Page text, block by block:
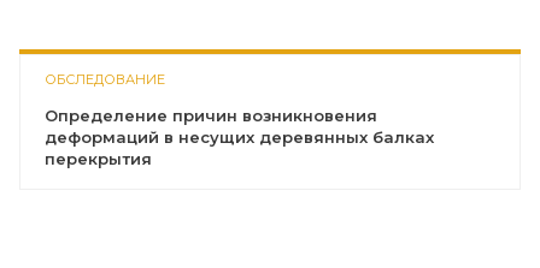
ОБСЛЕДОВАНИЕ
Определение причин возникновения
деформаций в несущих деревянных балках
перекрытия